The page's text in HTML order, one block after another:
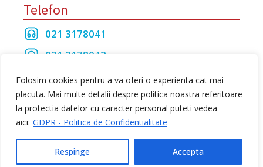
Folosim cookies pentru a va oferi o experienta cat mai
placuta. Mai multe detalii despre politica noastra referitoare
la protectia datelor cu caracter personal puteti vedea
aici: GDPR - Politica de Confidentialitate
Respinge Accepta
Telefon
021 3178041
021 3178042
021 3175208
Toate drepturile rezervate Baza Tehnica Alfa S.R.L